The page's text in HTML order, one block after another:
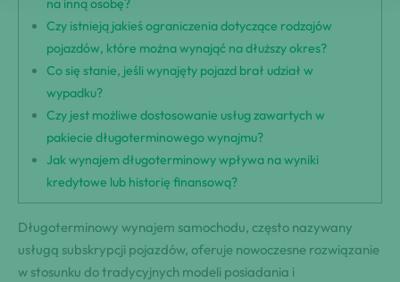
na inną osobę?
Czy istnieją jakieś ograniczenia dotyczące rodzajów
pojazdów, które można wynająć na dłuższy okres?
Co się stanie, jeśli wynajęty pojazd brał udział w
wypadku?
Czy jest możliwe dostosowanie usług zawartych w
pakiecie długoterminowego wynajmu?
Jak wynajem długoterminowy wpływa na wyniki
kredytowe lub historię finansową?
Długoterminowy wynajem samochodu, często nazywany
usługą subskrypcji pojazdów, oferuje nowoczesne rozwiązanie
w stosunku do tradycyjnych modeli posiadania i